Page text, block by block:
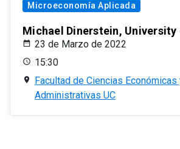
Microeconomía Aplicada
Michael Dinerstein, University
23 de Marzo de 2022
15:30
Facultad de Ciencias Económicas
Administrativas UC